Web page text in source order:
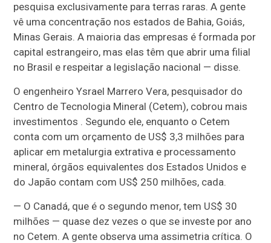
pesquisa exclusivamente para terras raras. A gente
vê uma concentração nos estados de Bahia, Goiás,
Minas Gerais. A maioria das empresas é formada por
capital estrangeiro, mas elas têm que abrir uma filial
no Brasil e respeitar a legislação nacional — disse.
O engenheiro Ysrael Marrero Vera, pesquisador do
Centro de Tecnologia Mineral (Cetem), cobrou mais
investimentos . Segundo ele, enquanto o Cetem
conta com um orçamento de US$ 3,3 milhões para
aplicar em metalurgia extrativa e processamento
mineral, órgãos equivalentes dos Estados Unidos e
do Japão contam com US$ 250 milhões, cada.
— O Canadá, que é o segundo menor, tem US$ 30
milhões — quase dez vezes o que se investe por ano
no Cetem. A gente observa uma assimetria crítica. O